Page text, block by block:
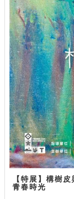
【特展】構樹
青春時光